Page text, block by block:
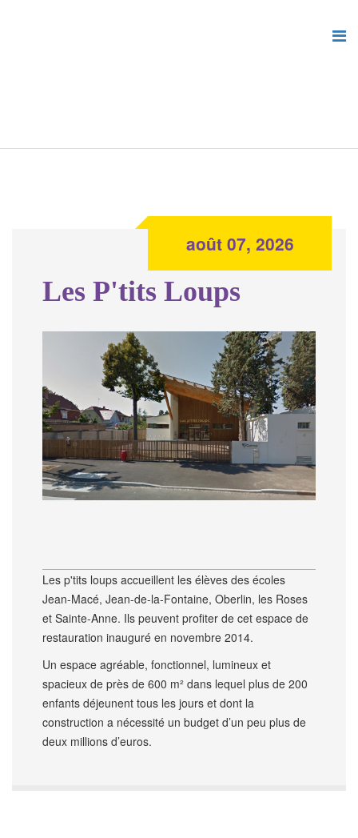
Les P'tits Loups
août 07, 2026
Les p'tits loups accueillent les élèves des écoles
Jean-Macé, Jean-de-la-Fontaine, Oberlin, les Roses
et Sainte-Anne. Ils peuvent profiter de cet espace de
restauration inauguré en novembre 2014.
Un espace agréable, fonctionnel, lumineux et
spacieux de près de 600 m² dans lequel plus de 200
enfants déjeunent tous les jours et dont la
construction a nécessité un budget d’un peu plus de
deux millions d’euros.